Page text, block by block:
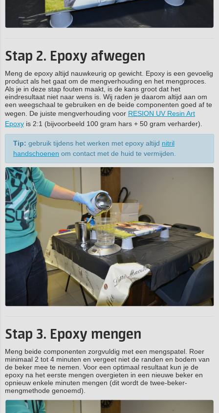
Stap 2. Epoxy afwegen
Meng de epoxy altijd nauwkeurig op gewicht. Epoxy is een gevoelig
product als het gaat om de mengverhouding en het mengproces.
Als je in deze stap fouten maakt, is de kans groot dat het
eindresultaat niet naar wens is. Wij raden je daarom altijd aan om
een weegschaal te gebruiken en de beide componenten goed af te
wegen. De juiste mengverhouding voor RESION UV Resin Art
Epoxy is 2:1 (bijvoorbeeld 100 gram hars + 50 gram verharder).
Tip: gebruik tijdens het werken met epoxy altijd nitril
handschoenen om contact met de huid te vermijden.
Stap 3. Epoxy mengen
Meng beide componenten zorgvuldig met een mengspatel. Roer
minimaal 2 tot 4 minuten en vergeet niet de randen en bodem van
de beker mee te nemen. Voor een optimaal resultaat kun je de
epoxy na het eerste mengen overgieten in een nieuwe beker en
opnieuw enkele minuten mengen (dit wordt de twee-beker-
mengmethode genoemd).